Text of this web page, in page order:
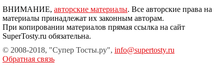
ВНИМАНИЕ, авторские материалы. Все авторские права на
материалы принадлежат их законным авторам.
При копировании материалов прямая ссылка на сайт
SuperTosty.ru обязательна.
© 2008-2018, "Супер Тосты.ру", info@supertosty.ru
Обратная связь